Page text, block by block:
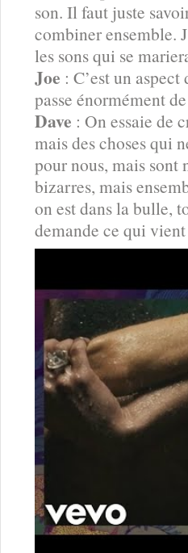
son. Il faut juste
combiner ensemble.
les sons qui se
Joe : C’est un
passe énormément
Dave : On essaie de
mais des choses qui
pour nous, mais sont
bizarres, mais
on est dans la bulle,
demande ce qui vient